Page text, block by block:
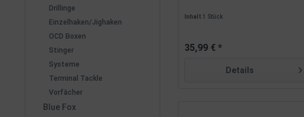
Drillinge
Einzelhaken/Jighaken
OCD Boxen
Stinger
Systeme
Terminal Tackle
Vorfächer
Blue Fox
Inhalt1 Stück
35,99 € *
Details